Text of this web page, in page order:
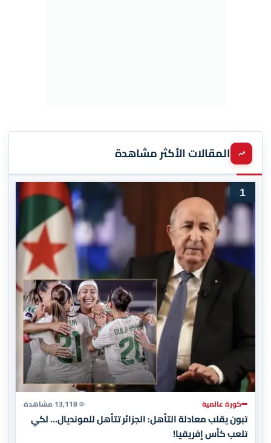
المقالات الأكثر مشاهدة
1
كورة عالمية 13,118 مشاهدة
تبون يقلب معادلة التأهل: الجزائر تتأهل للمونديال… لكي
تلعب كأس إفريقيا!